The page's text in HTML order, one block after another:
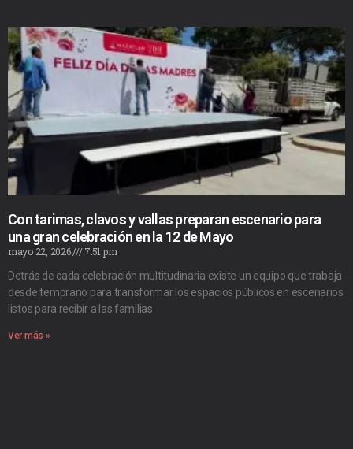
Con tarimas, clavos y vallas preparan escenario para
una gran celebración en la 12 de Mayo
mayo 22, 2026
7:51 pm
Detrás de cada celebración multitudinaria existe un equipo que trabaja
desde temprano para transformar los espacios públicos en escenarios
listos para recibir a las familias
Ver más »